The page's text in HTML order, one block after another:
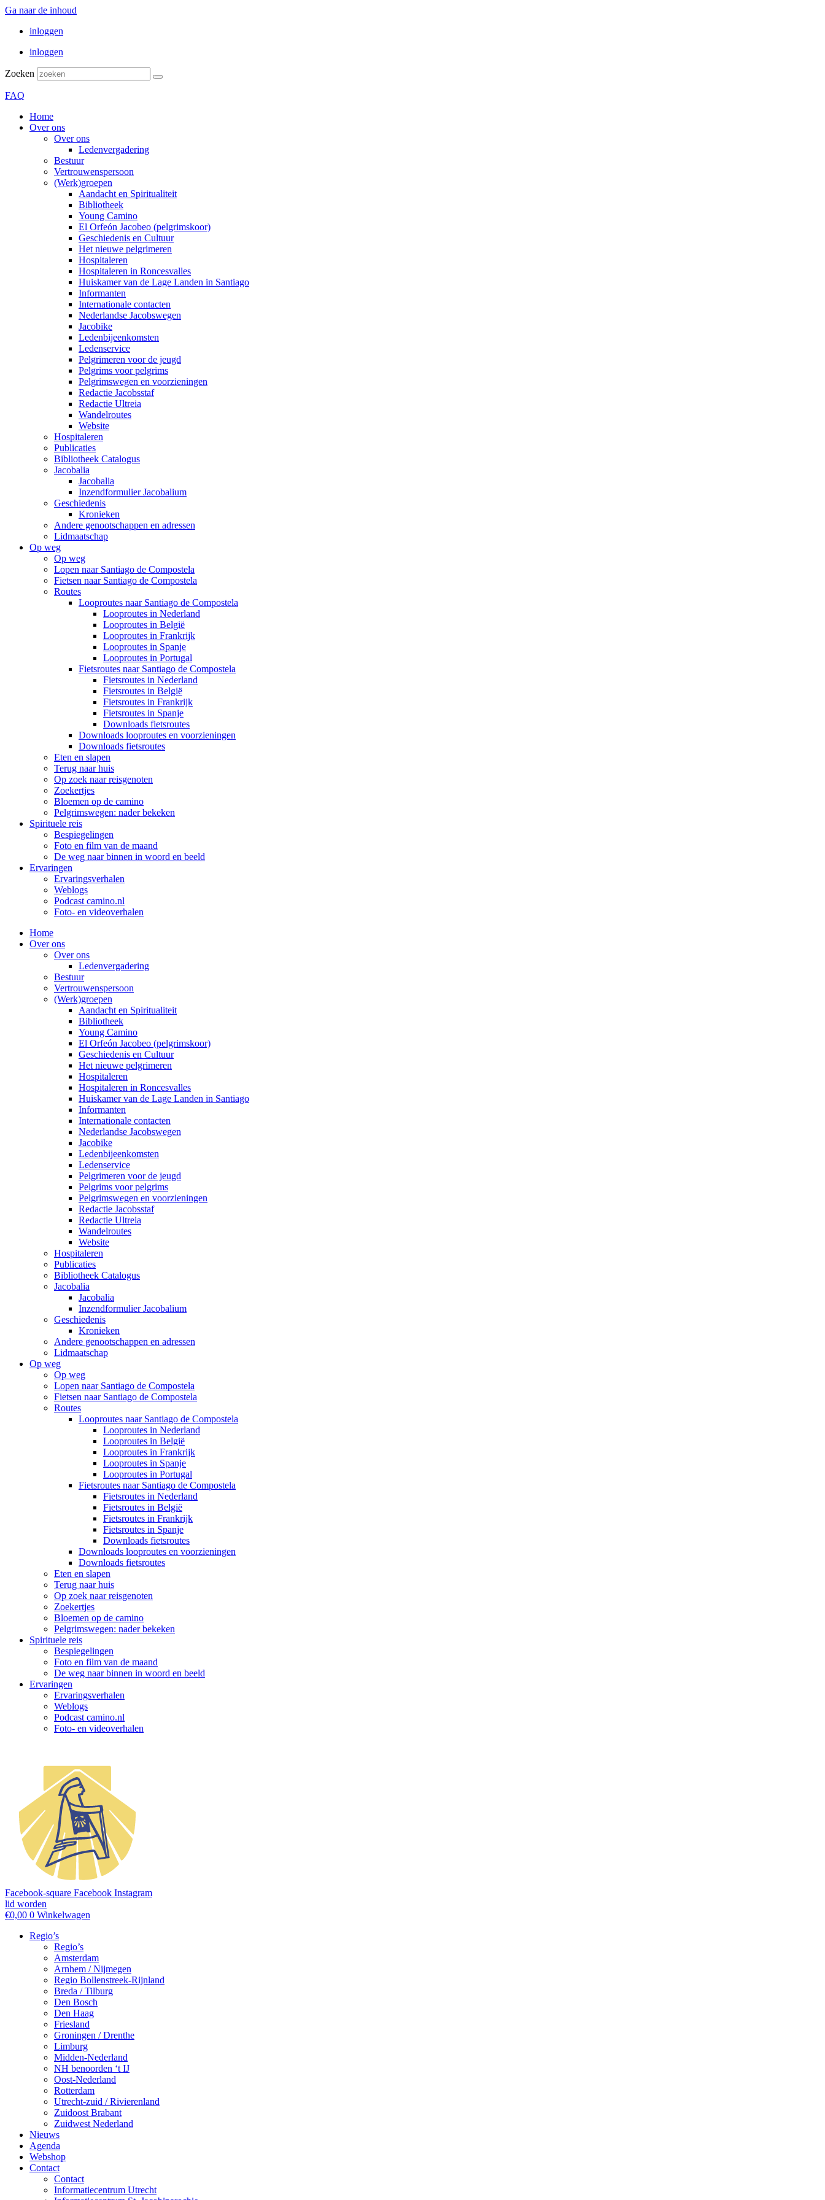
Ga naar de inhoud
inloggen
inloggen
Zoeken
FAQ
Home
Over ons
Over ons
Ledenvergadering
Bestuur
Vertrouwenspersoon
(Werk)groepen
Aandacht en Spiritualiteit
Bibliotheek
Young Camino
El Orfeón Jacobeo (pelgrimskoor)
Geschiedenis en Cultuur
Het nieuwe pelgrimeren
Hospitaleren
Hospitaleren in Roncesvalles
Huiskamer van de Lage Landen in Santiago
Informanten
Internationale contacten
Nederlandse Jacobswegen
Jacobike
Ledenbijeenkomsten
Ledenservice
Pelgrimeren voor de jeugd
Pelgrims voor pelgrims
Pelgrimswegen en voorzieningen
Redactie Jacobsstaf
Redactie Ultreia
Wandelroutes
Website
Hospitaleren
Publicaties
Bibliotheek Catalogus
Jacobalia
Jacobalia
Inzendformulier Jacobalium
Geschiedenis
Kronieken
Andere genootschappen en adressen
Lidmaatschap
Op weg
Op weg
Lopen naar Santiago de Compostela
Fietsen naar Santiago de Compostela
Routes
Looproutes naar Santiago de Compostela
Looproutes in Nederland
Looproutes in België
Looproutes in Frankrijk
Looproutes in Spanje
Looproutes in Portugal
Fietsroutes naar Santiago de Compostela
Fietsroutes in Nederland
Fietsroutes in België
Fietsroutes in Frankrijk
Fietsroutes in Spanje
Downloads fietsroutes
Downloads looproutes en voorzieningen
Downloads fietsroutes
Eten en slapen
Terug naar huis
Op zoek naar reisgenoten
Zoekertjes
Bloemen op de camino
Pelgrimswegen: nader bekeken
Spirituele reis
Bespiegelingen
Foto en film van de maand
De weg naar binnen in woord en beeld
Ervaringen
Ervaringsverhalen
Weblogs
Podcast camino.nl
Foto- en videoverhalen
Home
Over ons
Over ons
Ledenvergadering
Bestuur
Vertrouwenspersoon
(Werk)groepen
Aandacht en Spiritualiteit
Bibliotheek
Young Camino
El Orfeón Jacobeo (pelgrimskoor)
Geschiedenis en Cultuur
Het nieuwe pelgrimeren
Hospitaleren
Hospitaleren in Roncesvalles
Huiskamer van de Lage Landen in Santiago
Informanten
Internationale contacten
Nederlandse Jacobswegen
Jacobike
Ledenbijeenkomsten
Ledenservice
Pelgrimeren voor de jeugd
Pelgrims voor pelgrims
Pelgrimswegen en voorzieningen
Redactie Jacobsstaf
Redactie Ultreia
Wandelroutes
Website
Hospitaleren
Publicaties
Bibliotheek Catalogus
Jacobalia
Jacobalia
Inzendformulier Jacobalium
Geschiedenis
Kronieken
Andere genootschappen en adressen
Lidmaatschap
Op weg
Op weg
Lopen naar Santiago de Compostela
Fietsen naar Santiago de Compostela
Routes
Looproutes naar Santiago de Compostela
Looproutes in Nederland
Looproutes in België
Looproutes in Frankrijk
Looproutes in Spanje
Looproutes in Portugal
Fietsroutes naar Santiago de Compostela
Fietsroutes in Nederland
Fietsroutes in België
Fietsroutes in Frankrijk
Fietsroutes in Spanje
Downloads fietsroutes
Downloads looproutes en voorzieningen
Downloads fietsroutes
Eten en slapen
Terug naar huis
Op zoek naar reisgenoten
Zoekertjes
Bloemen op de camino
Pelgrimswegen: nader bekeken
Spirituele reis
Bespiegelingen
Foto en film van de maand
De weg naar binnen in woord en beeld
Ervaringen
Ervaringsverhalen
Weblogs
Podcast camino.nl
Foto- en videoverhalen
Facebook-square Facebook Instagram
lid worden
€0,00 0 Winkelwagen
Regio’s
Regio’s
Amsterdam
Arnhem / Nijmegen
Regio Bollenstreek-Rijnland
Breda / Tilburg
Den Bosch
Den Haag
Friesland
Groningen / Drenthe
Limburg
Midden-Nederland
NH benoorden ‘t IJ
Oost-Nederland
Rotterdam
Utrecht-zuid / Rivierenland
Zuidoost Brabant
Zuidwest Nederland
Nieuws
Agenda
Webshop
Contact
Contact
Informatiecentrum Utrecht